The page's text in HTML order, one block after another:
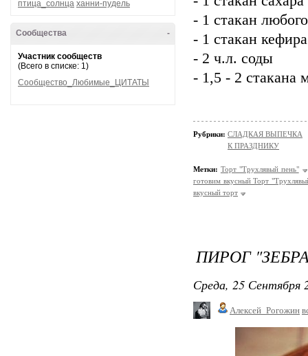
птица_солнца ханни-пудель
-
Сообщества
Участник сообществ
(Всего в списке: 1)
Сообщество_Любимые_ЦИТАТЫ
- 1 стакан
- 1 стакан
- 2 ч.л. соды
- 1,5 - 2 стакана
Рубрики: СЛАДКАЯ ВЫПЕЧКА
К ПРАЗДНИКУ
Метки: Торт "Трухлявый пень"
готовим вкусный Торт
вкусный торт
ПИРОГ
Среда, 25 Сентября
Алексей_Рогожин